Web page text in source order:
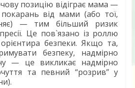
позицію відіграє мама —
від мами (або тої,
— тим більший ризик
Це пов`язано із роллю
безпеки. Якщо та,
безпеку, надмірно
— це викликає надмірно
та певний “розрив” у